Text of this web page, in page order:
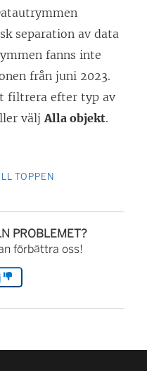
separation av data
fanns inte
från juni 2023.
filtrera efter typ av
väljAlla objekt.
TOPPEN
PROBLEMET?
förbättra oss!